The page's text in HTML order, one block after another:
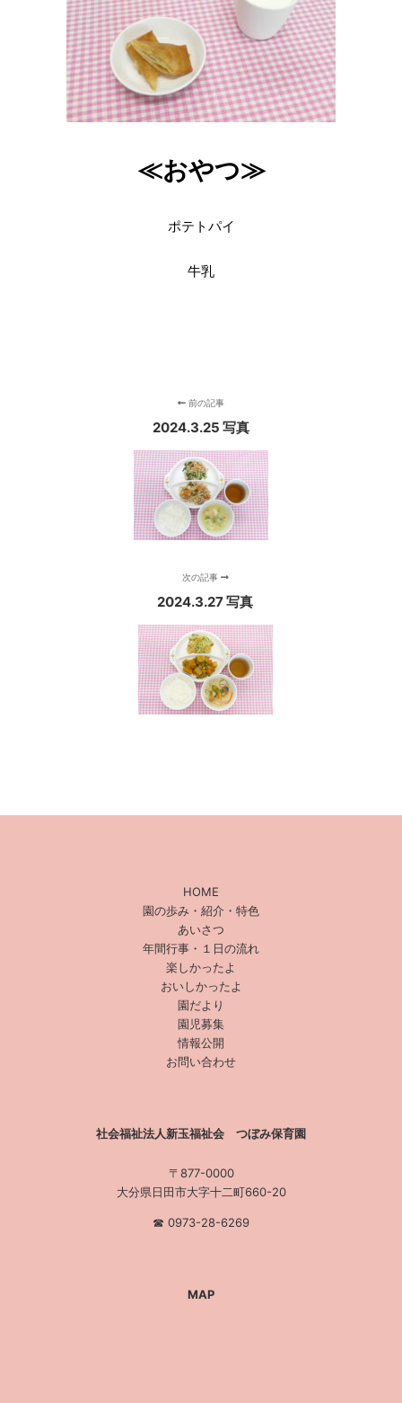
≪おやつ≫
ポテトパイ
牛乳
前の記事
2024.3.25 写真
次の記事
2024.3.27 写真
HOME
園の歩み・紹介・特色
あいさつ
年間行事・１日の流れ
楽しかったよ
おいしかったよ
園だより
園児募集
情報公開
お問い合わせ
社会福祉法人新玉福祉会 つぼみ保育園
〒877-0000
大分県日田市大字十二町660-20
☎︎ 0973-28-6269
MAP